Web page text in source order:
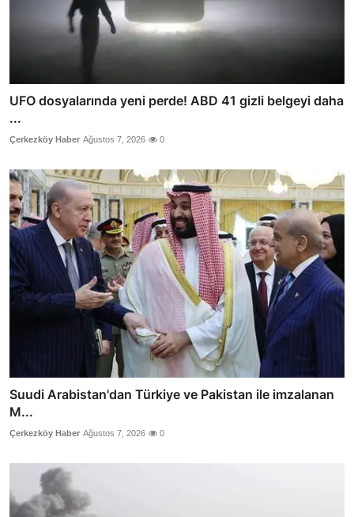
UFO dosyalarında yeni perde! ABD 41 gizli belgeyi daha
...
Çerkezköy Haber Ağustos 7, 2026 0
Suudi Arabistan'dan Türkiye ve Pakistan ile imzalanan
M...
Çerkezköy Haber Ağustos 7, 2026 0